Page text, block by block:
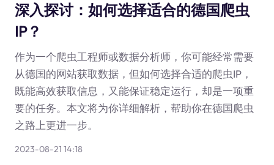
深入探讨：如何选择适合的德国爬虫
IP？
作为一个爬虫工程师或数据分析师，你可能经常需要
从德国的网站获取数据，但如何选择合适的爬虫IP，
既能高效获取信息，又能保证稳定运行，却是一项重
要的任务。本文将为你详细解析，帮助你在德国爬虫
之路上更进一步。
2023-08-21 14:18